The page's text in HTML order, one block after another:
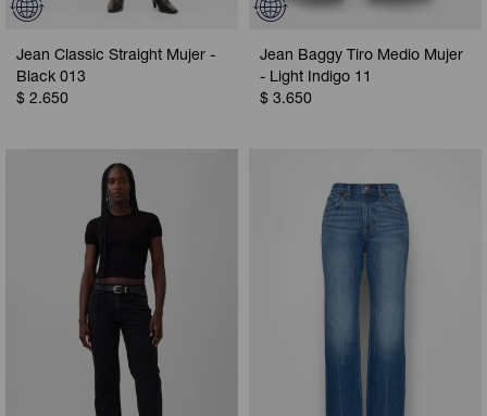
Jean Classic Straight Mujer -
Black 013
$ 2.650
Jean Baggy Tiro Medio Mujer
- Light Indigo 11
$ 3.650